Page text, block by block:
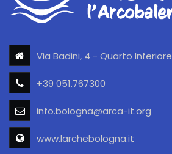
Via Badini, 4 - Quarto Inferiore
+39 051.767300
info.bologna@arca-it.org
www.larchebologna.it